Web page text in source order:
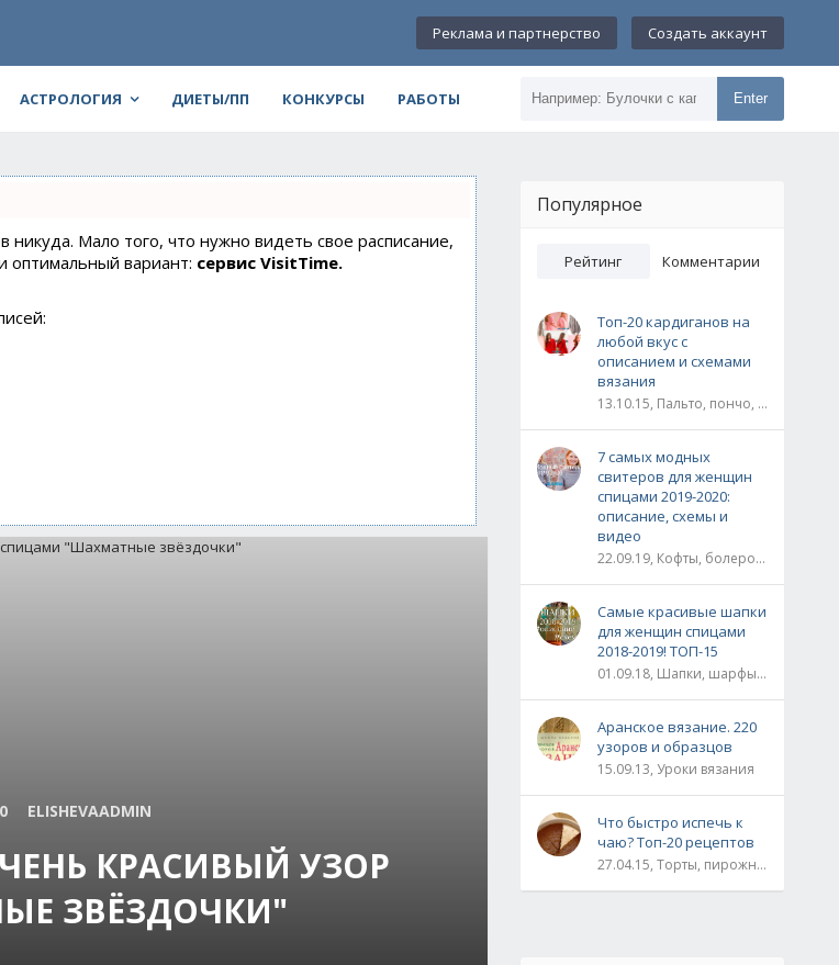
Реклама и партнерство Создать аккаунт
АСТРОЛОГИЯ ДИЕТЫ/ПП КОНКУРСЫ РАБОТЫ Enter
никуда. Мало того, что нужно видеть свое расписание,
вариант: сервис VisitTime.
0 ELISHEVAADMIN
КРАСИВЫЙ УЗОР
ЗВЁЗДОЧКИ"
Популярное
Рейтинг Комментарии
Топ-20 кардиганов на
любой вкус с
описанием и схемами
вязания
13.10.15, Пальто, пончо, кардиганы
7 самых модных
свитеров для женщин
спицами 2019-2020:
описание, схемы и
видео
22.09.19, Кофты, болеро, жакеты, жилеты, пуловеры и свитера
Самые красивые шапки
для женщин спицами
2018-2019! ТОП-15
01.09.18, Шапки, шарфы, шали, снуды и палантины
Аранское вязание. 220
узоров и образцов
15.09.13, Уроки вязания
Что быстро испечь к
чаю? Топ-20 рецептов
27.04.15, Торты, пирожные, рулеты / Булки, пироги / Печенье, кексы, маффины / На скорую руку